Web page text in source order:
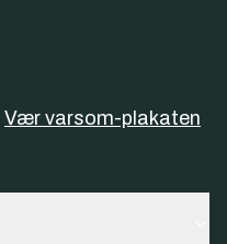
Vær varsom-plakaten